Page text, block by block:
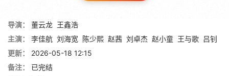
导演： 董云龙 王鑫浩
主演：
李佳航 刘海宽 陈少熙 赵茜 刘卓杰 赵小童 王与歌 吕钊
更新：
2026-05-18 12:15
备注：
已完结